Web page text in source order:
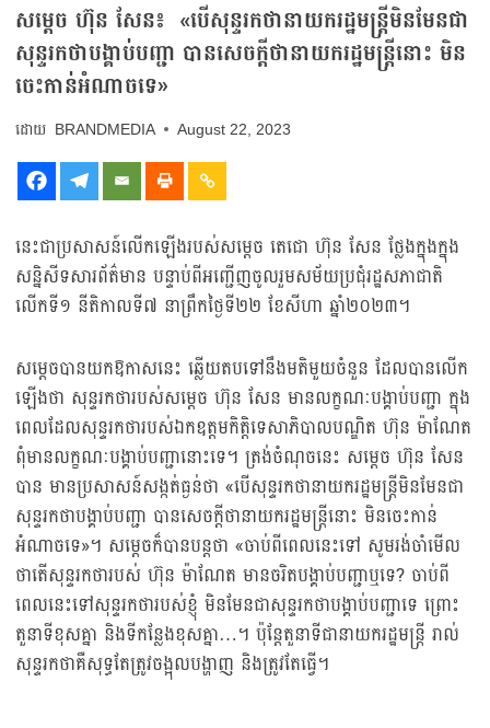
សម្ដេច ហ៊ុន សែន៖ «បើសុន្ទរកថានាយករដ្ឋមន្ត្រីមិនមែនជា
សុន្ទរកថាបង្គាប់បញ្ជា បានសេចក្ដីថានាយករដ្ឋមន្ត្រីនោះ មិន
ចេះកាន់អំណាចទេ»
BRANDMEDIA August 22, 2023
នេះជាប្រសាសន៍លើកឡើងរបស់សម្ដេច តេជោ ហ៊ុន សែន ថ្លែងក្នុងក្នុង
សន្និសីទសារព័ត៌មាន បន្ទាប់ពីអញ្ជើញចូលរួមសម័យប្រជុំរដ្ឋសភាជាតិ
លើកទី១ នីតិកាលទី៧ នាព្រឹកថ្ងៃទី២២ ខែសីហា ឆ្នាំ២០២៣។
សម្ដេចបានយកឱកាសនេះ ឆ្លើយតបទៅនឹងមតិមួយចំនួន ដែលបានលើក
ឡើងថា សុន្ទរកថារបស់សម្ដេច ហ៊ុន សែន មានលក្ខណៈបង្គាប់បញ្ជា ក្នុង
ពេលដែលសុន្ទរកថារបស់ឯកឧត្តមកិត្តិទេសាភិបាលបណ្ឌិត ហ៊ុន ម៉ាណែត
ពុំមានលក្ខណៈបង្គាប់បញ្ជានោះទេ។ ត្រង់ចំណុចនេះ សម្ដេច ហ៊ុន សែន
បាន មានប្រសាសន៍សង្កត់ធ្ងន់ថា «បើសុន្ទរកថានាយករដ្ឋមន្ត្រីមិនមែនជា
សុន្ទរកថាបង្គាប់បញ្ជា បានសេចក្ដីថានាយករដ្ឋមន្ត្រីនោះ មិនចេះកាន់
អំណាចទេ»។ សម្ដេចក៏បានបន្តថា «ចាប់ពីពេលនេះទៅ សូមរង់ចាំមើល
ថាតើសុន្ទរកថារបស់ ហ៊ុន ម៉ាណែត មានចរិតបង្គាប់បញ្ជាឬទេ? ចាប់ពី
ពេលនេះទៅសុន្ទរកថារបស់ខ្ញុំ មិនមែនជាសុន្ទរកថាបង្គាប់បញ្ជាទេ ព្រោះ
តួនាទីខុសគ្នា និងទីកន្លែងខុសគ្នា…។ ប៉ុន្តែតួនាទីជានាយករដ្ឋមន្ត្រី រាល់
សុន្ទរកថាគឺសុទ្ធតែត្រូវចង្អុលបង្ហាញ និងត្រូវតែធ្វើ។